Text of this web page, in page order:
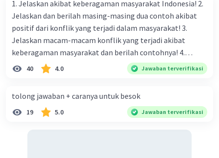
1. Jelaskan akibat keberagaman masyarakat Indonesia! 2.
Jelaskan dan berilah masing-masing dua contoh akibat
positif dari konflik yang terjadi dalam masyarakat! 3.
Jelaskan macam-macam konflik yang terjadi akibat
keberagaman masyarakat dan berilah contohnya! 4.
Mengapa dalam masyarakat yang memiliki keberagaman
bahasa, dan budaya. Berdasarkan pernyataan tersebut,
apa yang dapat kalian lakukan untuk menjaga
40 4.0 Jawaban terverifikasi
tolong jawaban + caranya untuk besok
19 5.0 Jawaban terverifikasi